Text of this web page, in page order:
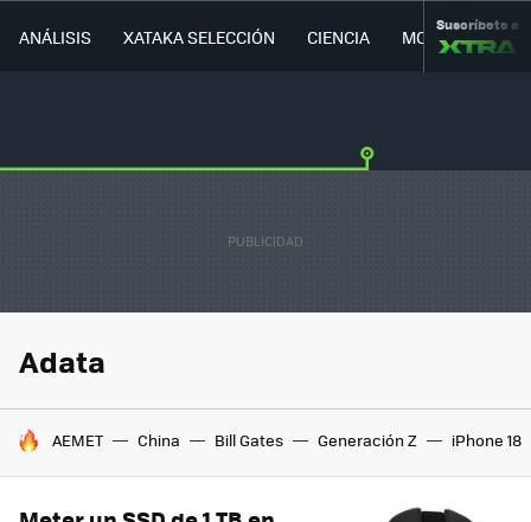
ANÁLISIS XATAKA SELECCIÓN CIENCIA MOVILIDAD
Suscríbete a
Adata
HOY SE HABLA DE
AEMET China Bill Gates Generación Z iPhone 18